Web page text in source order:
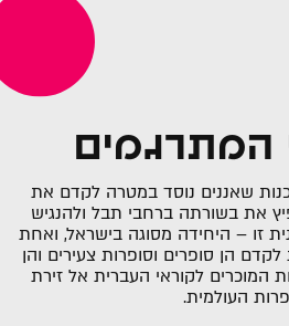
המתרגמים
שאננים נוסד במטרה לקדם את
את בשורתה ברחבי תבל ולהנגיש
זו – היחידה מסוגה בישראל, ואחת
הן סופרים וסופרות צעירים והן
המוכרים לקוראי העברית אל זירת
העולמית.